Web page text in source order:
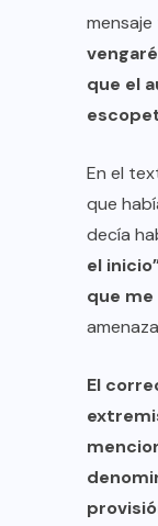
que el
En el
que
decía
el
que me
El